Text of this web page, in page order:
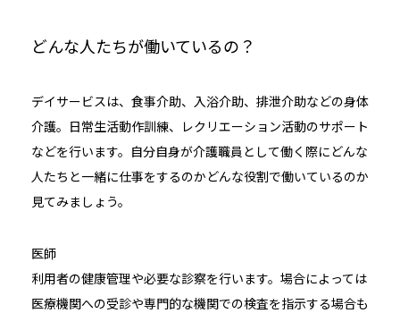
どんな人たちが働いているの？
デイサービスは、食事介助、入浴介助、排泄介助などの身体
介護。日常生活動作訓練、レクリエーション活動のサポート
などを行います。自分自身が介護職員として働く際にどんな
人たちと一緒に仕事をするのかどんな役割で働いているのか
見てみましょう。
医師
利用者の健康管理や必要な診察を行います。場合によっては
医療機関への受診や専門的な機関での検査を指示する場合も